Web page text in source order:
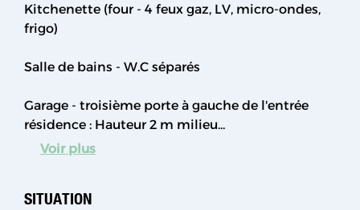
Kitchenette (four - 4 feux gaz, LV, micro-ondes,
frigo)
Salle de bains - W.C séparés
Garage - troisième porte à gauche de l'entrée
résidence : Hauteur 2 m milieu...
Voir plus
SITUATION